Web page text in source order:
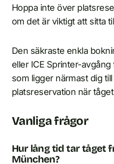
Hoppa inte över
om det är viktigt att sitta
Den säkraste enkla
eller ICE Sprinter-
som ligger närmast dig
platsreservation när
Vanliga frågor
Hur lång tid tar tåget
München?